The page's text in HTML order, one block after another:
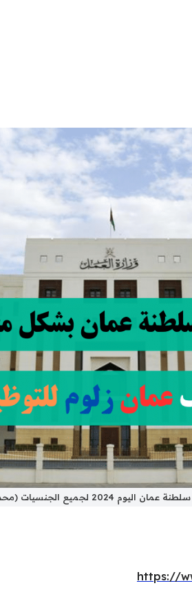
لجميع الجنسيات (محدث باستمرار)
https://